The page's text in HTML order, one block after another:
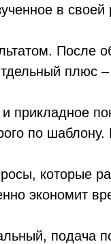
в своей
После
плюс
и прикладное
по шаблону.
которые
экономит
подача